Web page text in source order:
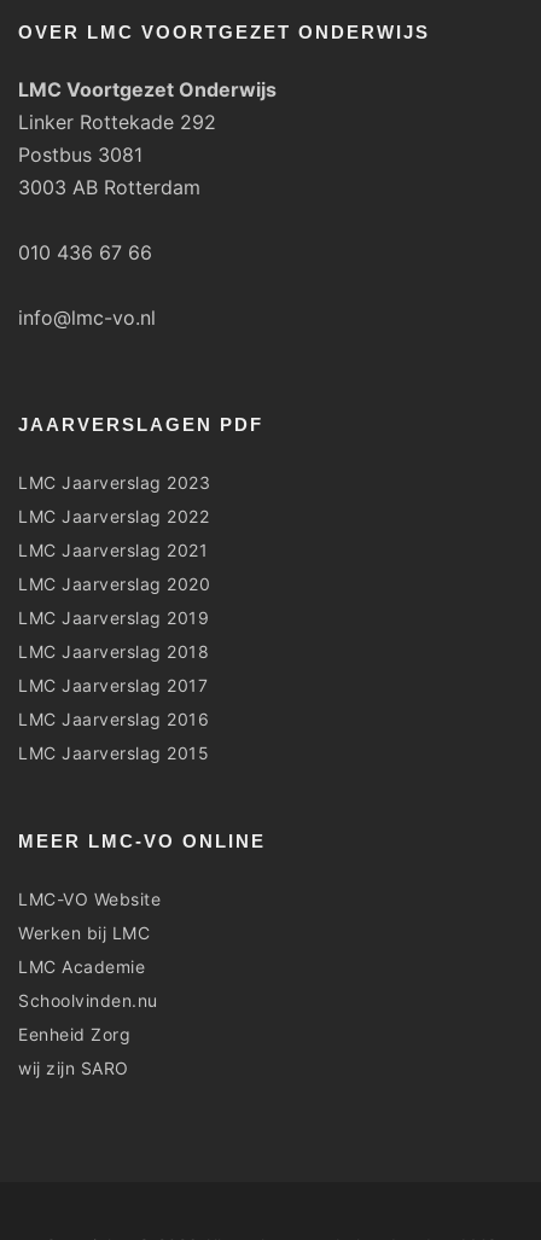
OVER LMC VOORTGEZET ONDERWIJS
LMC Voortgezet Onderwijs
Linker Rottekade 292
Postbus 3081
3003 AB Rotterdam
010 436 67 66
info@lmc-vo.nl
JAARVERSLAGEN PDF
LMC Jaarverslag 2023
LMC Jaarverslag 2022
LMC Jaarverslag 2021
LMC Jaarverslag 2020
LMC Jaarverslag 2019
LMC Jaarverslag 2018
LMC Jaarverslag 2017
LMC Jaarverslag 2016
LMC Jaarverslag 2015
MEER LMC-VO ONLINE
LMC-VO Website
Werken bij LMC
LMC Academie
Schoolvinden.nu
Eenheid Zorg
wij zijn SARO